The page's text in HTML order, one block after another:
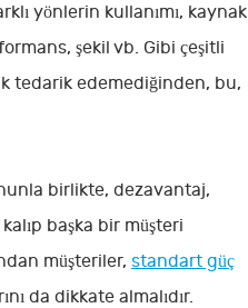
yönlerin kullanımı, kaynak
şekil vb. Gibi çeşitli
tedarik edemediğinden, bu,
birlikte, dezavantaj,
başka bir müşteri
müşteriler, standart güç
da dikkate almalıdır.